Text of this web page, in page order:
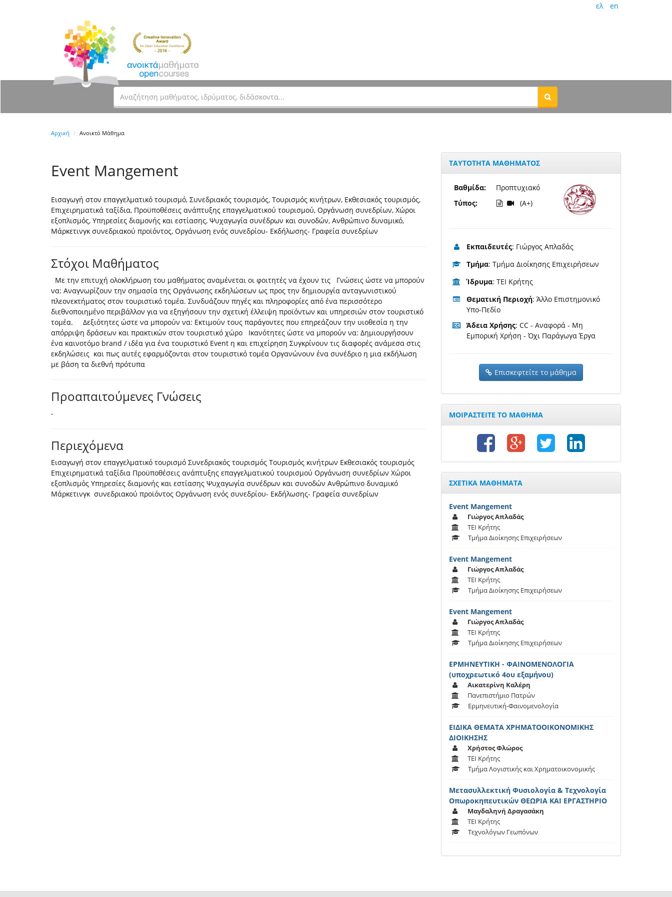
ελ en
Αρχική Ανοικτό Μάθημα
Event Mangement
Εισαγωγή στον επαγγελματικό τουρισμό, Συνεδριακός τουρισμός, Τουρισμός κινήτρων, Εκθεσιακός τουρισμός,
Επιχειρηματικά ταξίδια, Προϋποθέσεις ανάπτυξης επαγγελματικού τουρισμού, Οργάνωση συνεδρίων, Χώροι
εξοπλισμός, Υπηρεσίες διαμονής και εστίασης, Ψυχαγωγία συνέδρων και συνοδών, Ανθρώπινο δυναμικό,
Μάρκετινγκ συνεδριακού προϊόντος, Οργάνωση ενός συνεδρίου- Εκδήλωσης- Γραφεία συνεδρίων
Στόχοι Μαθήματος
Με την επιτυχή ολοκλήρωση του μαθήματος αναμένεται οι φοιτητές να έχουν τις Γνώσεις ώστε να μπορούν
να: Αναγνωρίζουν την σημασία της Οργάνωσης εκδηλώσεων ως προς την δημιουργία ανταγωνιστικού
πλεονεκτήματος στον τουριστικό τομέα. Συνδυάζουν πηγές και πληροφορίες από ένα περισσότερο
διεθνοποιημένο περιβάλλον για να εξηγήσουν την σχετική έλλειψη προϊόντων και υπηρεσιών στον τουριστικό
τομέα. Δεξιότητες ώστε να μπορούν να: Εκτιμούν τους παράγοντες που επηρεάζουν την υιοθεσία η την
απόρριψη δράσεων και πρακτικών στον τουριστικό χώρο Ικανότητες ώστε να μπορούν να: Δημιουργήσουν
ένα καινοτόμο brand / ιδέα για ένα τουριστικό Event η και επιχείρηση Συγκρίνουν τις διαφορές ανάμεσα στις
εκδηλώσεις και πως αυτές εφαρμόζονται στον τουριστικό τομέα Οργανώνουν ένα συνέδριο η μια εκδήλωση
με βάση τα διεθνή πρότυπα
Προαπαιτούμενες Γνώσεις
-
Περιεχόμενα
Εισαγωγή στον επαγγελματικό τουρισμό Συνεδριακός τουρισμός Τουρισμός κινήτρων Εκθεσιακός τουρισμός
Επιχειρηματικά ταξίδια Προϋποθέσεις ανάπτυξης επαγγελματικού τουρισμού Οργάνωση συνεδρίων Χώροι
εξοπλισμός Υπηρεσίες διαμονής και εστίασης Ψυχαγωγία συνέδρων και συνοδών Ανθρώπινο δυναμικό
Μάρκετινγκ συνεδριακού προϊόντος Οργάνωση ενός συνεδρίου- Εκδήλωσης- Γραφεία συνεδρίων
ΤΑΥΤΟΤΗΤΑ ΜΑΘΗΜΑΤΟΣ
Βαθμίδα:
Τύπος:
Προπτυχιακό
(A+)
Εκπαιδευτές: Γιώργος Απλαδάς
Τμήμα: Τμήμα Διοίκησης Επιχειρήσεων
Ίδρυμα: ΤΕΙ Κρήτης
Θεματική Περιοχή: Άλλο Επιστημονικό
Υπο-Πεδίο
Άδεια Χρήσης: CC - Αναφορά - Μη
Εμπορική Χρήση - Όχι Παράγωγα Έργα
Επισκεφτείτε το μάθημα
ΜΟΙΡΑΣΤΕΙΤΕ ΤΟ ΜΑΘΗΜΑ
ΣΧΕΤΙΚΑ ΜΑΘΗΜΑΤΑ
Event Mangement
Γιώργος Απλαδάς
ΤΕΙ Κρήτης
Τμήμα Διοίκησης Επιχειρήσεων
Event Mangement
Γιώργος Απλαδάς
ΤΕΙ Κρήτης
Τμήμα Διοίκησης Επιχειρήσεων
Event Mangement
Γιώργος Απλαδάς
ΤΕΙ Κρήτης
Τμήμα Διοίκησης Επιχειρήσεων
ΕΡΜΗΝΕΥΤΙΚΗ - ΦΑΙΝΟΜΕΝΟΛΟΓΙΑ
(υποχρεωτικό 4ου εξαμήνου)
Αικατερίνη Καλέρη
Πανεπιστήμιο Πατρών
Ερμηνευτική-Φαινομενολογία
ΕΙΔΙΚΑ ΘΕΜΑΤΑ ΧΡΗΜΑΤΟΟΙΚΟΝΟΜΙΚΗΣ
ΔΙΟΙΚΗΣΗΣ
Χρήστος Φλώρος
ΤΕΙ Κρήτης
Τμήμα Λογιστικής και Χρηματοικονομικής
Μετασυλλεκτική Φυσιολογία & Τεχνολογία
Οπωροκηπευτικών ΘΕΩΡΙΑ ΚΑΙ ΕΡΓΑΣΤΗΡΙΟ
Μαγδαληνή Δραγασάκη
ΤΕΙ Κρήτης
Τεχνολόγων Γεωπόνων